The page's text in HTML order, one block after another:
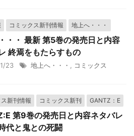
コミックス新刊情報 地上へ・・・
・・ 最新 第5巻の発売日と内容
終焉をもたらすもの
23 地上へ・・・ コミックス
新刊情報 コミックス新刊 GANTZ：E
第9巻の発売日と内容ネタバレ
代と鬼との死闘